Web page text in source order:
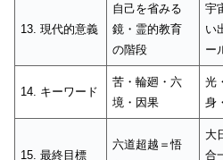
13. 現代的意義
自己を省みる
鏡・霊的教育
の階段
宇
い
ー
14. キーワード
苦・輪廻・六
境・因果
光
身
15. 最終目標
六道超越＝悟
大
合